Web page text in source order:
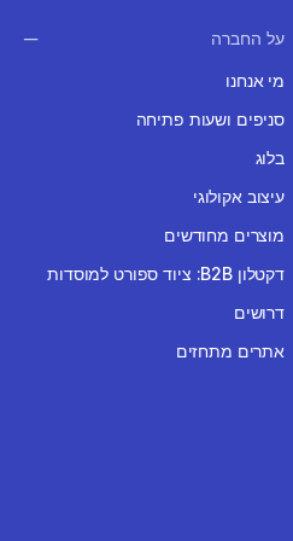
על החברה
מי אנחנו
סניפים ושעות פתיחה
בלוג
עיצוב אקולוגי
מוצרים מחודשים
דקטלון B2B: ציוד ספורט למוסדות
דרושים
אתרים מתחזים